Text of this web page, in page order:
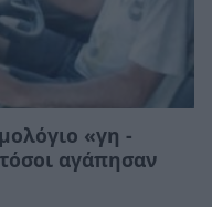
«γη -
αγάπησαν